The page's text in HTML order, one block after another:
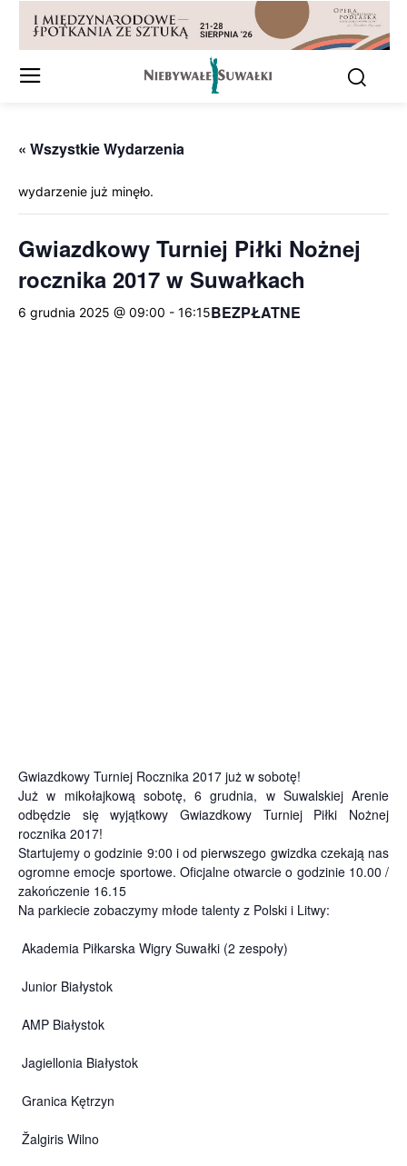
« Wszystkie Wydarzenia
wydarzenie już minęło.
Gwiazdko­wy Turniej Piłki Nożnej
rocznika 2017 w Suwałkach
6 grudnia 2025 @ 09:00 - 16:15BEZPŁATNE
Gwiazdkowy Turniej Rocznika 2017 już w sobotę!
Już w mikołajkową sobotę, 6 grudnia, w Suwalskiej Arenie
odbędzie się wyjątkowy Gwiazdko­wy Turniej Piłki Nożnej
rocznika 2017!
Startujemy o godzinie 9:00 i od pierwszego gwizdka czekają nas
ogromne emocje sportowe. Oficjalne otwarcie o godzinie 10.00 /
zakończenie 16.15
Na parkiecie zobaczymy młode talenty z Polski i Litwy:
Akademia Piłkarska Wigry Suwałki (2 zespoły)
Junior Białystok
AMP Białystok
Jagiellonia Białystok
Granica Kętrzyn
Žalgiris Wilno